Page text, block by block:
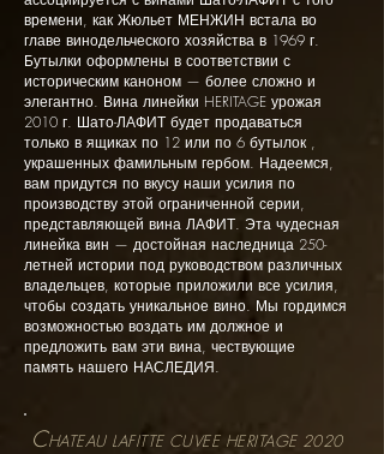
времени, как Жюльет МЕНЖИН встала во
главе винодельческого хозяйства в 1969 г.
Бутылки оформлены в соответствии с
историческим каноном — более сложно и
элегантно. Вина линейки HERITAGE урожая
2010 г. Шато-ЛАФИТ будет продаваться
только в ящиках по 12 или по 6 бутылок ,
украшенных фамильным гербом. Надеемся,
вам придутся по вкусу наши усилия по
производству этой ограниченной серии,
представляющей вина ЛАФИТ. Эта чудесная
линейка вин — достойная наследница 250-
летней истории под руководством различных
владельцев, которые приложили все усилия,
чтобы создать уникальное вино. Мы гордимся
возможностью воздать им должное и
предложить вам эти вина, чествующие
память нашего НАСЛЕДИЯ.
CHATEAU LAFITTE CUVEE HERITAGE 2020